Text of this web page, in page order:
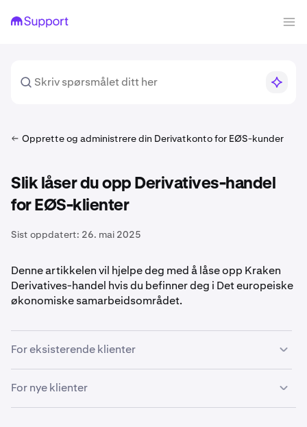
Opprette og administrere din Derivatkonto for EØS-kunder
Slik låser du opp Derivatives-handel
for EØS-klienter
Sist oppdatert: 26. mai 2025
Denne artikkelen vil hjelpe deg med å låse opp Kraken
Derivatives-handel hvis du befinner deg i Det europeiske
økonomiske samarbeidsområdet.
For eksisterende klienter
Hvis du er en eksisterende klient, er ingen handling
nødvendig på dette tidspunktet. Vi vil kontakte deg i
løpet av de kommende ukene med mer informasjon om
For nye klienter